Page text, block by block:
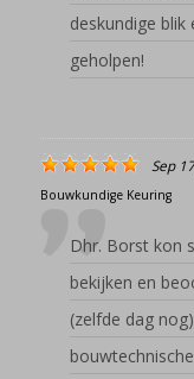
deskundige
geholpen!
Sep
Bouwkundige Keuring
Dhr. Borst kon
bekijken en
(zelfde dag